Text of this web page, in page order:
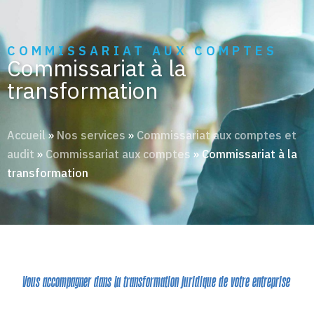
COMMISSARIAT AUX COMPTES
Commissariat à la
transformation
Accueil» Nos services » Commissariat aux comptes et
audit » Commissariat aux comptes »Commissariat à la
transformation
Vous accompagner dans la transformation juridique de votre entreprise